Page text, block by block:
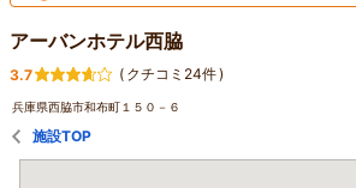
アーバンホテル西脇
3.7 ( クチコミ24件)
兵庫県西脇市和布町１５０－６
施設TOP